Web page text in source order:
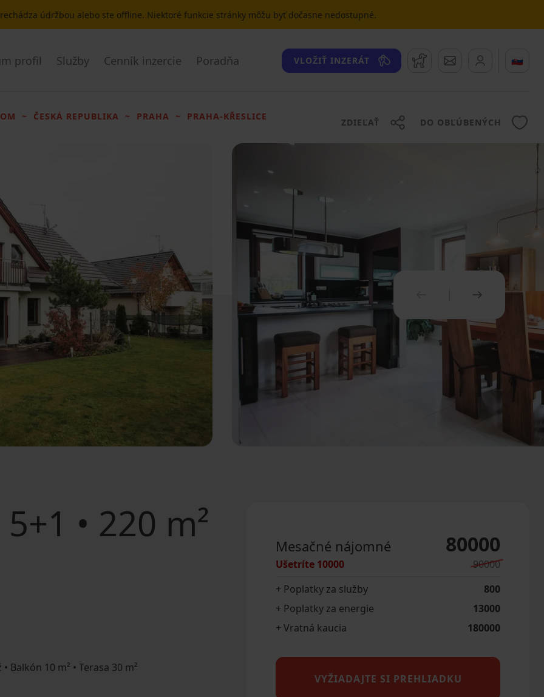
údržbou alebo ste offline. Niektoré funkcie stránky môžu byť dočasne nedostupné.
profil Služby Cenník inzercie Poradňa VLOŽIŤ INZERÁT Strážny pesSprávy 🇸🇰
ČESKÁ REPUBLIKA PRAHA
PRAHA-KŘESLICE
ZDIEĽAŤ DO OBĽÚBENÝCH
PREDCHÁDZAJÚCI
5+1 • 220 m²
Balkón 10 m² • Terasa 30 m²
Mesačné nájomné 80000
Ušetríte 10000
90000
+ Poplatky za služby
800
+ Poplatky za energie
13000
+ Vratná kaucia
180000
VYŽIADAJTE SI PREHLIADKU